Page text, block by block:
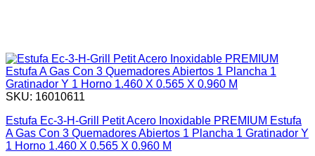
SKU: 16010611
Estufa Ec-3-H-Grill Petit Acero Inoxidable PREMIUM Estufa
A Gas Con 3 Quemadores Abiertos 1 Plancha 1 Gratinador Y
1 Horno 1.460 X 0.565 X 0.960 M